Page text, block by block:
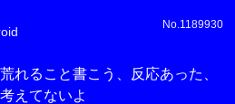
No.1189930
れること書こう、反応あった、
えてないよ